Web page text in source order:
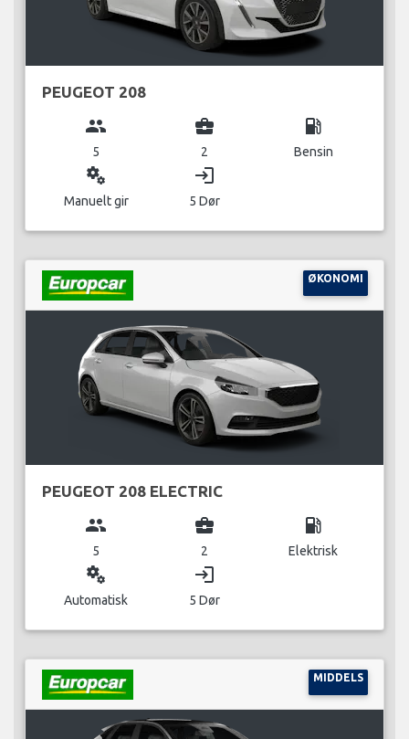
PEUGEOT 208
group
5
business_center
2
local_gas_station
Bensin
miscellaneous_services
Manuelt gir
login
5 Dør
ØKONOMI
PEUGEOT 208 ELECTRIC
group
5
business_center
2
local_gas_station
Elektrisk
miscellaneous_services
Automatisk
login
5 Dør
MIDDELS